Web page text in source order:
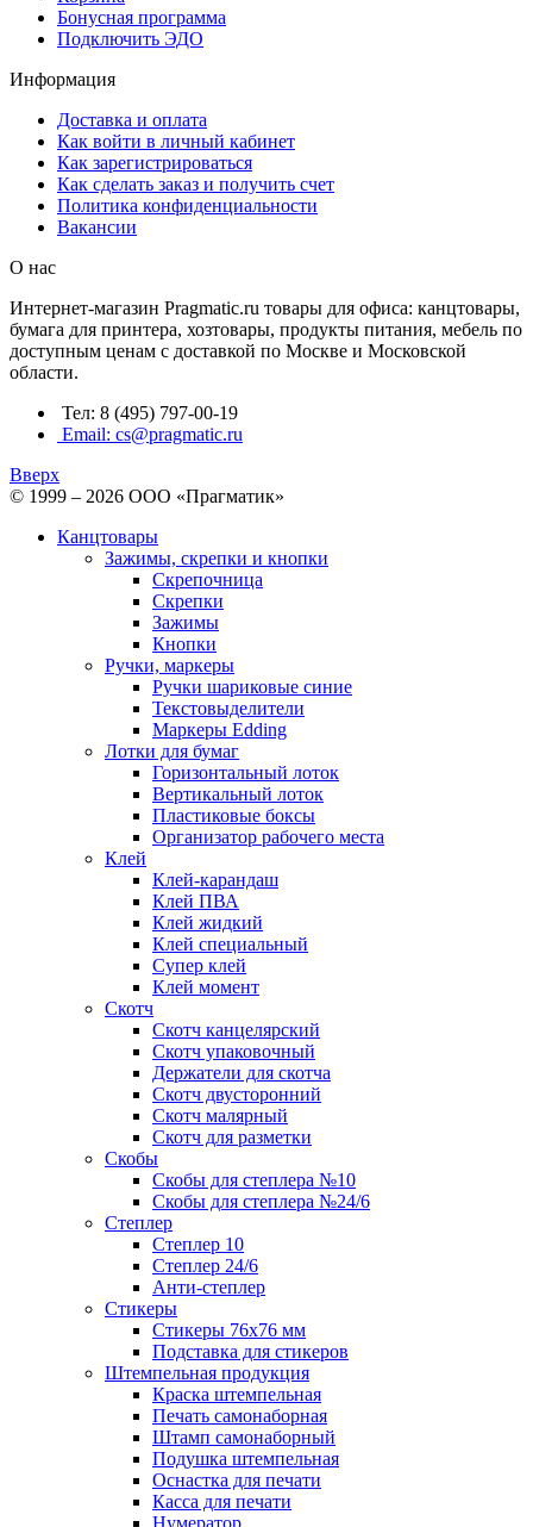
Бонусная программа
Подключить ЭДО
Информация
Доставка и оплата
Как войти в личный кабинет
Как зарегистрироваться
Как сделать заказ и получить счет
Политика конфиденциальности
Вакансии
О нас
Интернет-магазин Pragmatic.ru товары для офиса: канцтовары,
бумага для принтера, хозтовары, продукты питания, мебель по
доступным ценам с доставкой по Москве и Московской
области.
Тел: 8 (495) 797-00-19
Email: cs@pragmatic.ru
Вверх
© 1999 – 2026 ООО «Прагматик»
Канцтовары
Зажимы, скрепки и кнопки
Скрепочница
Скрепки
Зажимы
Кнопки
Ручки, маркеры
Ручки шариковые синие
Текстовыделители
Маркеры Edding
Лотки для бумаг
Горизонтальный лоток
Вертикальный лоток
Пластиковые боксы
Организатор рабочего места
Клей
Клей-карандаш
Клей ПВА
Клей жидкий
Клей специальный
Супер клей
Клей момент
Скотч
Скотч канцелярский
Скотч упаковочный
Держатели для скотча
Скотч двусторонний
Скотч малярный
Скотч для разметки
Скобы
Скобы для степлера №10
Скобы для степлера №24/6
Степлер
Степлер 10
Степлер 24/6
Анти-степлер
Стикеры
Стикеры 76x76 мм
Подставка для стикеров
Штемпельная продукция
Краска штемпельная
Печать самонаборная
Штамп самонаборный
Подушка штемпельная
Оснастка для печати
Касса для печати
Нумератор